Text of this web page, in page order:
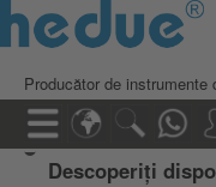
Producător de
Descoperiți